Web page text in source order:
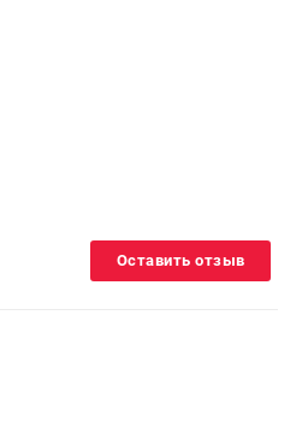
Оставить отзыв